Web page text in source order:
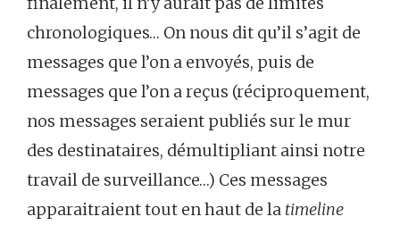
chronologiques… On nous dit qu’il s’agit de
messages que l’on a envoyés, puis de
messages que l’on a reçus (réciproquement,
nos messages seraient publiés sur le mur
des destinataires, démultipliant ainsi notre
travail de surveillance…) Ces messages
apparaitraient tout en haut de la timeline